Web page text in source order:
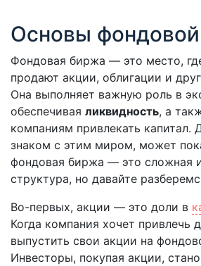
Основы
Фондовая биржа — это место,
продают акции, облигации и
Она выполняет важную роль в
обеспечивая ликвидность, а
компаниям привлекать капитал.
знаком с этим миром, может
фондовая биржа — это сложная
структура, но давайте
Во-первых, акции — это доли в
Когда компания хочет привлечь
выпустить свои акции на
Инвесторы, покупая акции,